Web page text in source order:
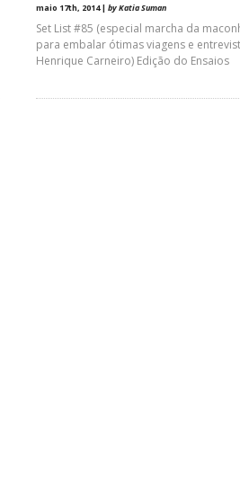
maio 17th, 2014 | by Katia Suman
Set List #85 (especial marcha da
para embalar ótimas viagens e
Henrique Carneiro) Edição do Ensaios